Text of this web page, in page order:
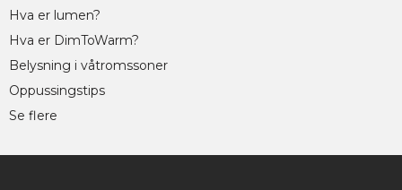
Hva er lumen?
Hva er DimToWarm?
Belysning i våtromssoner
Oppussingstips
Se flere